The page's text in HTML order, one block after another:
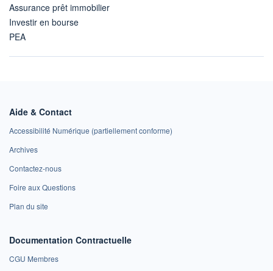
Assurance prêt immobilier
Investir en bourse
PEA
Aide & Contact
Accessibilité Numérique (partiellement conforme)
Archives
Contactez-nous
Foire aux Questions
Plan du site
Documentation Contractuelle
CGU Membres